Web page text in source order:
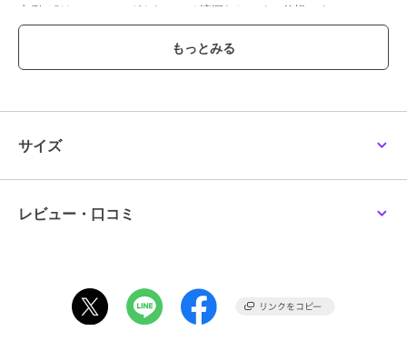
内側はPUコーティングされている液漏れしにくい仕様です。
ブランド ポンポネットジュニア
ショップ
ッセンジャーバッグ
性別タイプ
F
本体：ポリエステル
サイズ
レビュー・口コミ